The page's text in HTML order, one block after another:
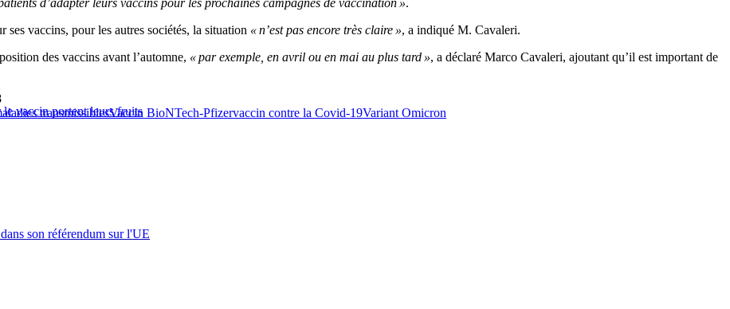
d’adapter leurs vaccins pour les prochaines campagnes de vaccination ».
vaccins, pour les autres sociétés, la situation « n’est pas encore très claire », a indiqué M. Cavaleri.
des vaccins avant l’automne, « par exemple, en avril ou en mai au plus tard », a déclaré Marco Cavaleri, ajoutant qu’il est important de
vaccin portent leurs fruits
transmissiblesVaccin BioNTech-Pfizervaccin contre la Covid-19Variant Omicron
son référendum sur l'UE